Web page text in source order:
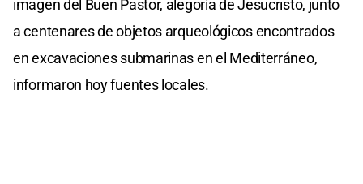
imagen del Buen Pastor, alegoría de Jesucristo, junto
a centenares de objetos arqueológicos encontrados
en excavaciones submarinas en el Mediterráneo,
informaron hoy fuentes locales.